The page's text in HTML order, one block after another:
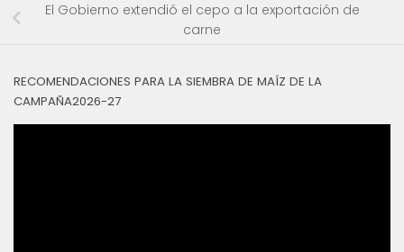
El Gobierno extendió el cepo a la exportación de
carne
RECOMENDACIONES PARA LA SIEMBRA DE MAÍZ DE LA
CAMPAÑA2026-27